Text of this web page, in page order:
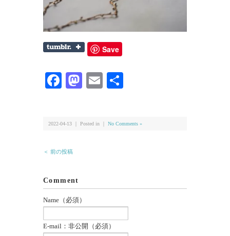
Save
Facebook
Mastodon
Email
2022-04-13 ｜ Posted in ｜ No Comments »
＜ 前の投稿
Comment
Name（必須）
E-mail：非公開（必須）